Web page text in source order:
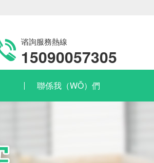
谘詢服務熱線
15090057305
聯係我（WǑ）們